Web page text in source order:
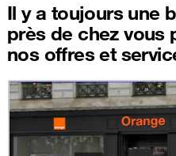
Il y a toujours une
près de chez vous
nos offres et